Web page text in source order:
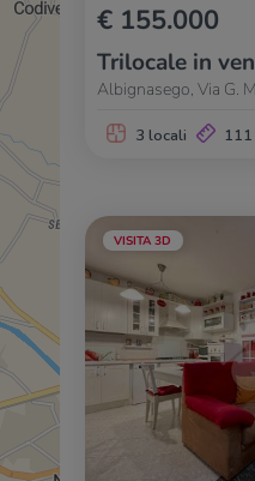
€ 155.000
Trilocale in
Albignasego, Via G.
3 locali
VISITA 3D